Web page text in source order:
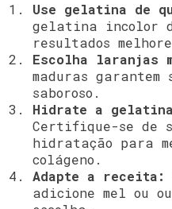
Use gelatina de
gelatina incolor
resultados
Escolha laranjas
maduras garantem
saboroso.
Hidrate a
Certifique-se de
hidratação para
colágeno.
Adapte a receita:
adicione mel ou